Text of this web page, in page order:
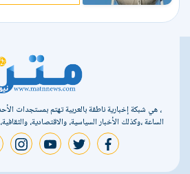
، هي شبكة إخبارية ناطقة بالعربية تهتم بمستجدات
الساعة ،وكذلك الأخبار السياسية، والاقتصادية،
facebook
twitter
youtube